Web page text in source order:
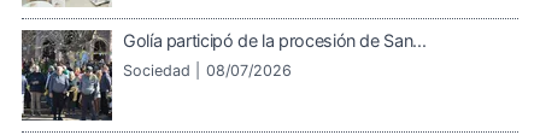
Golía participó de la procesión de San...
Sociedad | 08/07/2026